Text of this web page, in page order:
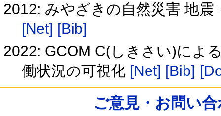
2012: みやざきの自然災害 地
[Net] [Bib]
2022: GCOM C(しきさい)によ
働状況の可視化 [Net] [Bib]
ご意見・お問い